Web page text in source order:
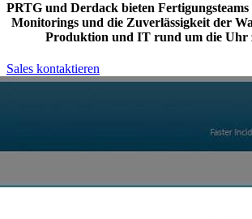
PRTG und Derdack bieten Fertigungsteams
Monitorings und die Zuverlässigkeit der
Produktion und IT rund um die Uhr
Sales kontaktieren